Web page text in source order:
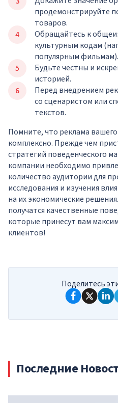
продемонстрируйте
товаров.
Обращайтесь к
культурным кодам
популярным фильмам).
Будьте честны и
историей.
Перед внедрением
со сценаристом или
текстов.
Помните, что реклама
комплексно. Прежде чем
стратегий поведенческого
компании необходимо
количество аудитории для
исследования и изучения
на их экономические
получатся качественные
которые принесут вам
клиентов!
Поделитесь
Последние